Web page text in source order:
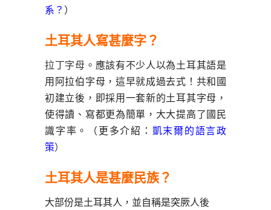
系？ ）
土耳其人寫甚麼字？
拉丁字母 。應該有不少人以為土耳其語是
用阿拉伯字母，這早就成過去式！共和國
初建立後，即採用一套新的土耳其字母，
使得讀、寫都更為簡單，大大提高了國民
識字率。（更多介紹： 凱末爾的語言政
策）
土耳其人是甚麼民族？
大部份是土耳其人，並自稱是突厥人後